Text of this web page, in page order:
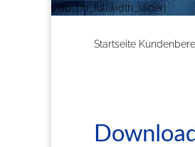
[/db_pb_fullwidth_slider]
Startseite